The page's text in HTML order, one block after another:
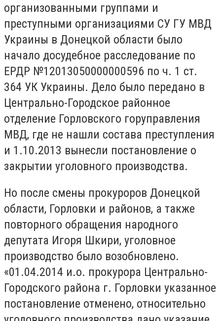
организованными группами и
преступными организациями СУ ГУ МВД
Украины в Донецкой области было
начало досудебное расследование по
ЕРДР №12013050000000596 по ч. 1 ст.
364 УК Украины. Дело было передано в
Центрально-Городское районное
отделение Горловского горуправления
МВД, где не нашли состава преступления
и 1.10.2013 вынесли постановление о
закрытии уголовного производства.
Но после смены прокуроров Донецкой
области, Горловки и районов, а также
повторного обращения народного
депутата Игоря Шкири, уголовное
производство было возобновлено.
«01.04.2014 и.о. прокурора Центрально-
Городского района г. Горловки указанное
постановление отменено, относительно